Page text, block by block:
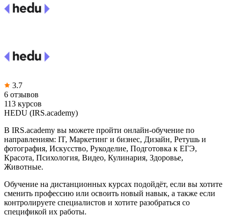
3.7
6 отзывов
113 курсов
HEDU (IRS.academy)
В IRS.academy вы можете пройти онлайн-обучение по
направлениям: IT, Маркетинг и бизнес, Дизайн, Ретушь и
фотография, Искусство, Рукоделие, Подготовка к ЕГЭ,
Красота, Психология, Видео, Кулинария, Здоровье,
Животные.
Обучение на дистанционных курсах подойдёт, если вы хотите
сменить профессию или освоить новый навык, а также если
контролируете специалистов и хотите разобраться со
спецификой их работы.